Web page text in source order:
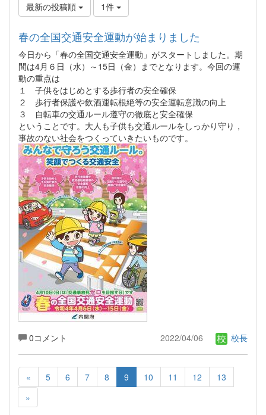
最新の投稿順 1件
春の全国交通安全運動が始まりました
今日から「春の全国交通安全運動」がスタートしました。期
間は4月６日（水）～15日（金）までとなります。今回の運
動の重点は
１ 子供をはじめとする歩行者の安全確保
２ 歩行者保護や飲酒運転根絶等の安全運転意識の向上
３ 自転車の交通ルール遵守の徹底と安全確保
ということです。大人も子供も交通ルールをしっかり守り，
事故のない社会をつくっていきたいものです。
0コメント 2022/04/06 校長
« 5 6 7 8 9 10 11 12
13
»